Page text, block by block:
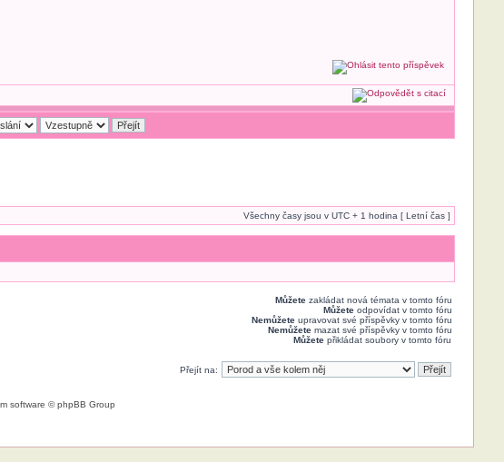
Všechny časy jsou v UTC + 1 hodina [ Letní čas ]
Můžetezakládat nová témata v tomto fóru
Můžeteodpovídat v tomto fóru
Nemůžeteupravovat své příspěvky v tomto fóru
Nemůžetemazat své příspěvky v tomto fóru
Můžetepřikládat soubory v tomto fóru
Přejít na:
software © phpBB Group